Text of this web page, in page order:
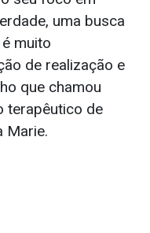
uma busca
muito
de realização e
que chamou
terapêutico de
Marie.